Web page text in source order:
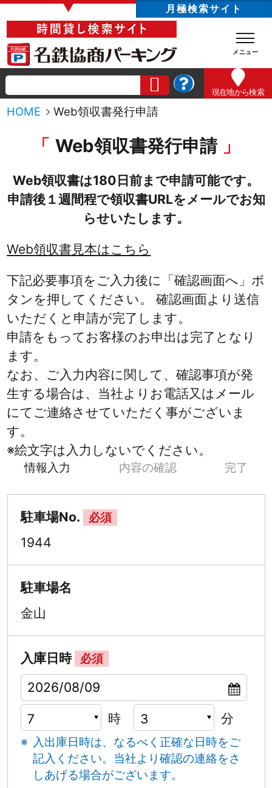
▼ 月極検索サイト
現在地から検索
HOME Web領収書発行申請
Web領収書発行申請
Web領収書は180日前まで申請可能です。
申請後１週間程で領収書URLをメールでお知
らせいたします。
Web領収書見本はこちら
下記必要事項をご入力後に「確認画面へ」ボ
タンを押してください。 確認画面より送信
いただくと申請が完了します。
申請をもってお客様のお申出は完了となり
ます。
なお、ご入力内容に関して、確認事項が発
生する場合は、当社よりお電話又はメール
にてご連絡させていただく事がございま
す。
※絵文字は入力しないでください。
情報入力 内容の確認 完了
駐車場No. 必須
1944
駐車場名
金山
入庫日時 必須
時 分
入出庫日時は、なるべく正確な日時をご
記入ください。 当社より確認の連絡をさ
しあげる場合がございます。